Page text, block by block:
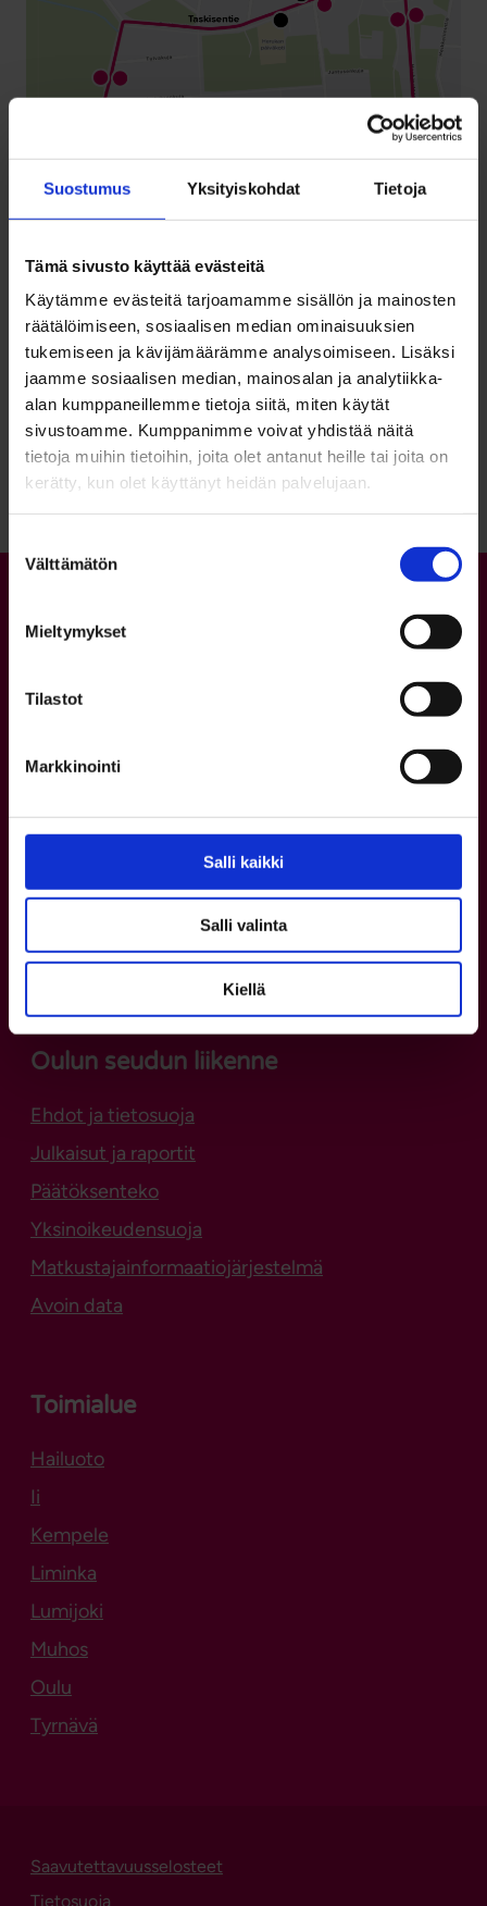
Suostumus Yksityiskohdat Tietoja
Tämä sivusto käyttää evästeitä
Käytämme evästeitä tarjoamamme sisällön ja mainosten
räätälöimiseen, sosiaalisen median ominaisuuksien
tukemiseen ja kävijämäärämme analysoimiseen. Lisäksi
jaamme sosiaalisen median, mainosalan ja analytiikka-
alan kumppaneillemme tietoja siitä, miten käytät
sivustoamme. Kumppanimme voivat yhdistää näitä
tietoja muihin tietoihin, joita olet antanut heille tai joita on
kerätty, kun olet käyttänyt heidän palvelujaan.
valinta
Välttämätön
Mieltymykset
Tilastot
Markkinointi
Salli kaikki
Salli valinta
Kiellä
Palaa sivun alkuun
Yhteystiedot
ma–pe kello 8–16
Verkkokauppa (Waltti)
Oulun seudun liikenne
Ehdot ja tietosuoja
Julkaisut ja raportit
Päätöksenteko
Yksinoikeudensuoja
Matkustajainformaatiojärjestelmä
Avoin data
Toimialue
Hailuoto
Ii
Kempele
Liminka
Lumijoki
Muhos
Oulu
Tyrnävä
Saavutettavuusselosteet
Tietosuoja